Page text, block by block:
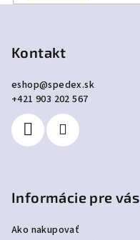
Kontakt
eshop@spedex.sk
+421 903 202 567
Informácie pre vás
Ako nakupovať